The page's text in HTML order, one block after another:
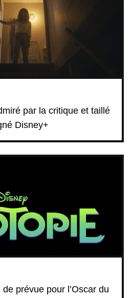
par la critique et taillé
Disney+
prévue pour l’Oscar du